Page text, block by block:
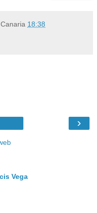
18:38
›
Vega